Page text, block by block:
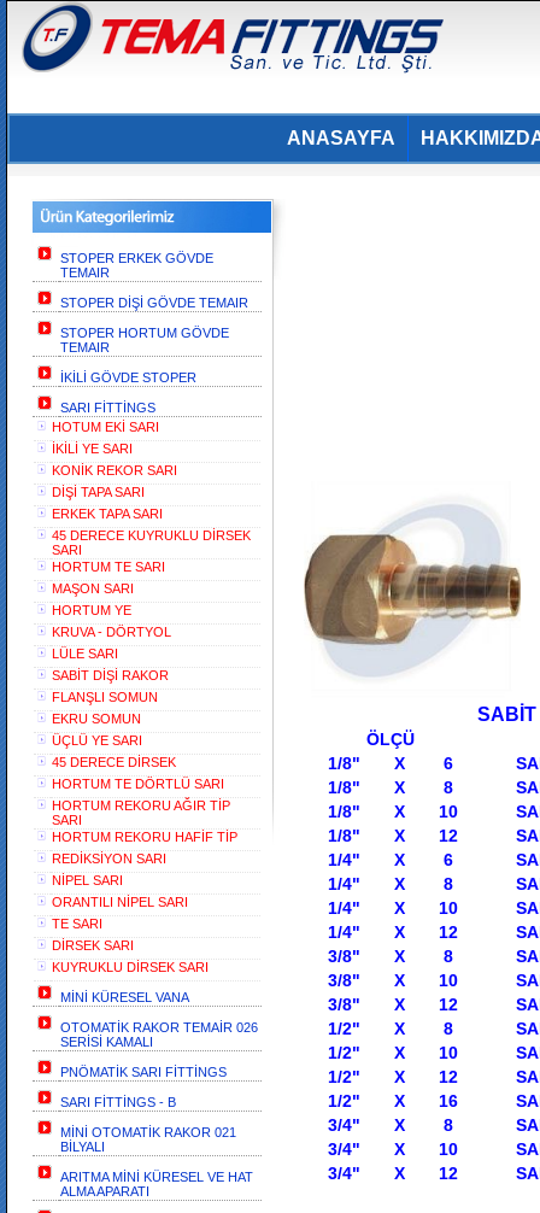
ANASAYFA
STOPER ERKEK GÖVDE
TEMAIR
STOPER DİŞİ GÖVDE TEMAIR
STOPER HORTUM GÖVDE
TEMAIR
İKİLİ GÖVDE STOPER
SARI FİTTİNGS
HOTUM EKİ SARI
İKİLİ YE SARI
KONİK REKOR SARI
DİŞİ TAPA SARI
ERKEK TAPA SARI
45 DERECE KUYRUKLU DİRSEK
SARI
HORTUM TE SARI
MAŞON SARI
HORTUM YE
KRUVA - DÖRTYOL
LÜLE SARI
SABİT DİŞİ RAKOR
FLANŞLI SOMUN
EKRU SOMUN
ÜÇLÜ YE SARI
45 DERECE DİRSEK
HORTUM TE DÖRTLÜ SARI
HORTUM REKORU AĞIR TİP
SARI
HORTUM REKORU HAFİF TİP
REDİKSİYON SARI
NİPEL SARI
ORANTILI NİPEL SARI
TE SARI
DİRSEK SARI
KUYRUKLU DİRSEK SARI
MİNİ KÜRESEL VANA
OTOMATİK RAKOR TEMAİR 026
SERİSİ KAMALI
PNÖMATİK SARI FİTTİNGS
SARI FİTTİNGS - B
MİNİ OTOMATİK RAKOR 021
BİLYALI
ARITMA MİNİ KÜRESEL VE HAT
ALMA APARATI
SABİT
1/8" X 6 SABİT
1/8" X 8
1/8" X 10 SABİT
1/8" X 12 SABİT
1/4" X 6 SABİT
1/4" X 8
1/4" X 10 SABİT
1/4" X 12
3/8" X 8 SABİT
3/8" X 10 SABİT
3/8" X 12 SABİT
1/2" X 8 SABİT
1/2" X 10 SABİT
1/2" X 12 SABİT
1/2" X 16 SABİT
3/4" X 8 SABİT
3/4" X 10 SABİT
3/4" X 12 SABİT